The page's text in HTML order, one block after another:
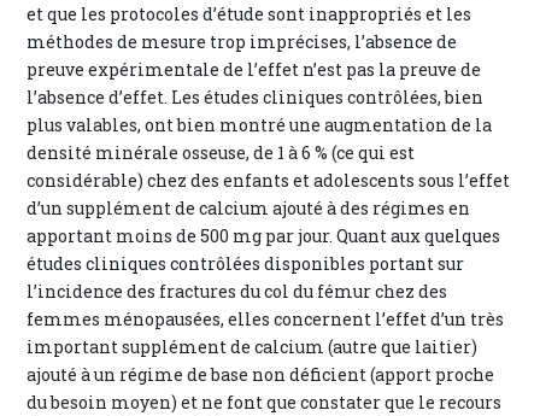
et que les protocoles d’étude sont inappropriés et les
méthodes de mesure trop imprécises, l’absence de
preuve expérimentale de l’effet n’est pas la preuve de
l’absence d’effet. Les études cliniques contrôlées, bien
plus valables, ont bien montré une augmentation de la
densité minérale osseuse, de 1 à 6 % (ce qui est
considérable) chez des enfants et adolescents sous l’effet
d’un supplément de calcium ajouté à des régimes en
apportant moins de 500 mg par jour. Quant aux quelques
études cliniques contrôlées disponibles portant sur
l’incidence des fractures du col du fémur chez des
femmes ménopausées, elles concernent l’effet d’un très
important supplément de calcium (autre que laitier)
ajouté à un régime de base non déficient (apport proche
du besoin moyen) et ne font que constater que le recours